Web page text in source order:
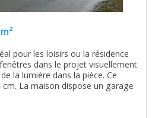
pour les loisirs ou la résidence
dans le projet visuellement
la lumière dans la pièce. Ce
La maison dispose un garage